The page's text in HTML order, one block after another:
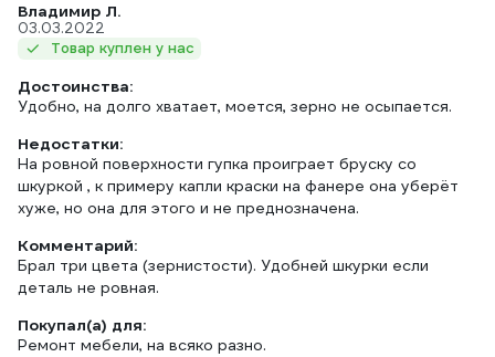
Владимир Л.
03.03.2022
Товар куплен у нас
Достоинства:
Удобно, на долго хватает, моется, зерно не осыпается.
Недостатки:
На ровной поверхности гупка проиграет бруску со
шкуркой , к примеру капли краски на фанере она уберёт
хуже, но она для этого и не преднозначена.
Комментарий:
Брал три цвета (зернистости). Удобней шкурки если
деталь не ровная.
Покупал(а) для:
Ремонт мебели, на всяко разно.